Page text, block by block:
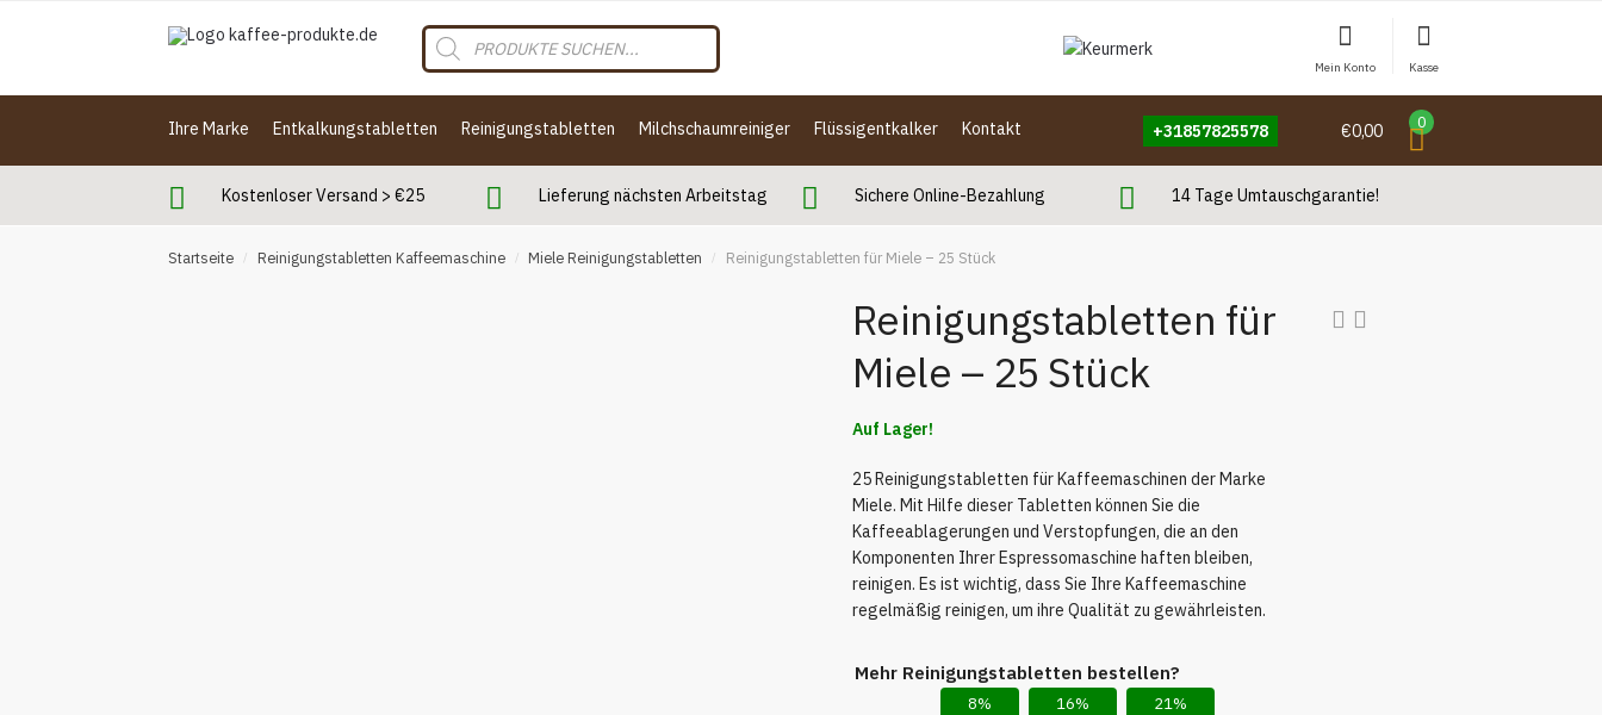
Products
search
Mein Konto Kasse
Ihre Marke Entkalkungstabletten Reinigungstabletten Milchschaumreiniger Flüssigentkalker Kontakt +31857825578 €0,00 0
Kostenloser Versand > €25 Lieferung nächsten Arbeitstag Sichere Online-Bezahlung 14 Tage Umtauschgarantie!
Startseite / Reinigungstabletten Kaffeemaschine / Miele Reinigungstabletten / Reinigungstabletten für Miele – 25 Stück
Reinigungstabletten für
Miele – 25 Stück
Auf Lager!
25 Reinigungstabletten für Kaffeemaschinen der Marke
Miele. Mit Hilfe dieser Tabletten können Sie die
Kaffeeablagerungen und Verstopfungen, die an den
Komponenten Ihrer Espressomaschine haften bleiben,
reinigen. Es ist wichtig, dass Sie Ihre Kaffeemaschine
regelmäßig reinigen, um ihre Qualität zu gewährleisten.
Mehr Reinigungstabletten bestellen?
8%
16%
21%